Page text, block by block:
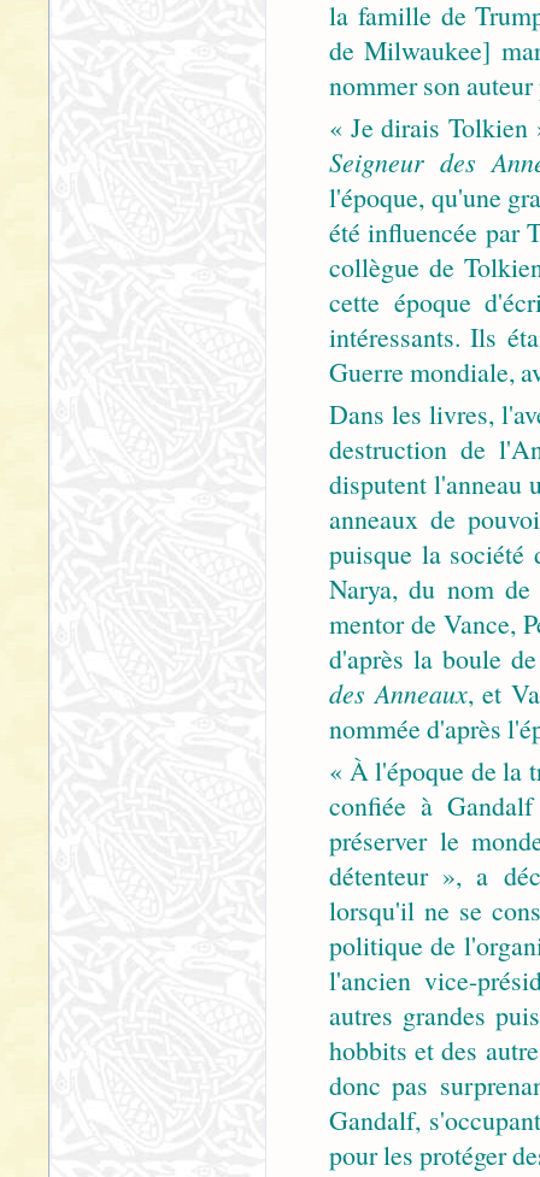
la famille de
de Milwaukee]
nommer son auteur
« Je dirais Tolkien
Seigneur des
l'époque, qu'une
été influencée par
collègue de
cette époque
intéressants. Ils
Guerre mondiale,
Dans les livres,
destruction de
disputent l'anneau
anneaux de
puisque la société
Narya, du nom
mentor de Vance,
d'après la boule
des Anneaux, et
nommée d'après
« À l'époque de
confiée à
préserver le
détenteur », a
lorsqu'il ne se
politique de
l'ancien vice-
autres grandes
hobbits et des
donc pas
Gandalf,
pour les protéger